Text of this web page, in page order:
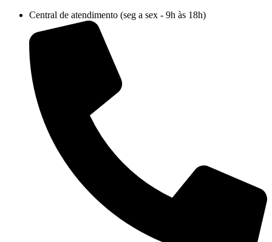
conteúdo
Central de atendimento (seg a sex - 9h às 18h)